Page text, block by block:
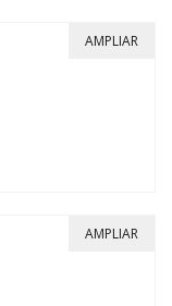
AMPLIAR
AMPLIAR